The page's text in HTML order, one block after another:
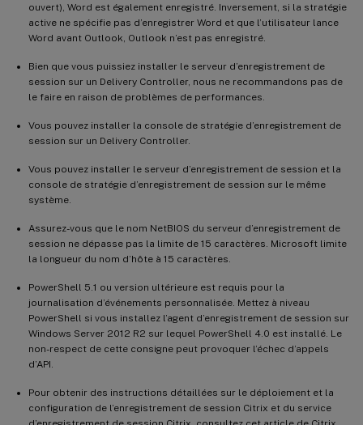
ouvert), Word est également enregistré. Inversement, si la stratégie
active ne spécifie pas d’enregistrer Word et que l’utilisateur lance
Word avant Outlook, Outlook n’est pas enregistré.
Bien que vous puissiez installer le serveur d’enregistrement de
session sur un Delivery Controller, nous ne recommandons pas de
le faire en raison de problèmes de performances.
Vous pouvez installer la console de stratégie d’enregistrement de
session sur un Delivery Controller.
Vous pouvez installer le serveur d’enregistrement de session et la
console de stratégie d’enregistrement de session sur le même
système.
Assurez-vous que le nom NetBIOS du serveur d’enregistrement de
session ne dépasse pas la limite de 15 caractères. Microsoft limite
la longueur du nom d’hôte à 15 caractères.
PowerShell 5.1 ou version ultérieure est requis pour la
journalisation d’événements personnalisée. Mettez à niveau
PowerShell si vous installez l’agent d’enregistrement de session sur
Windows Server 2012 R2 sur lequel PowerShell 4.0 est installé. Le
non-respect de cette consigne peut provoquer l’échec d’appels
d’API.
Pour obtenir des instructions détaillées sur le déploiement et la
configuration de l’enregistrement de session Citrix et du service